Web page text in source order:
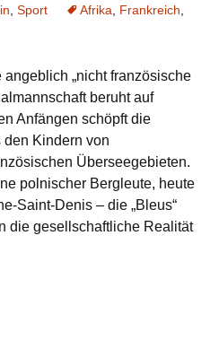
Sport Afrika Frankreich
„nicht französische
beruht auf
Anfängen schöpft die
Kindern von
Überseegebieten.
polnischer Bergleute, heute
Saint-Denis – die „Bleus“
die gesellschaftliche Realität
Mbappé: Die